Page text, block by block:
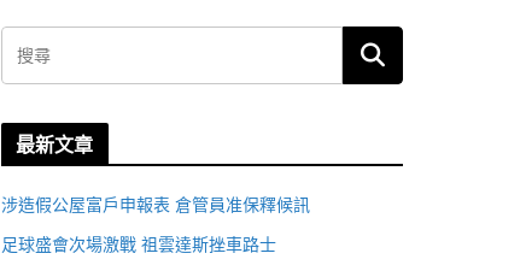
最新文章
涉造假公屋富戶申報表 倉管員准保釋候訊
足球盛會次場激戰 祖雲達斯挫車路士